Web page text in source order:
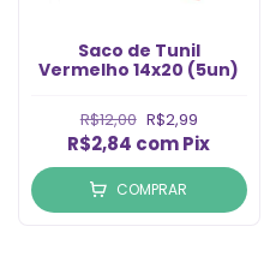
Saco de Tunil
Vermelho 14x20 (5un)
R$12,00 R$2,99
R$2,84 comPix
COMPRAR